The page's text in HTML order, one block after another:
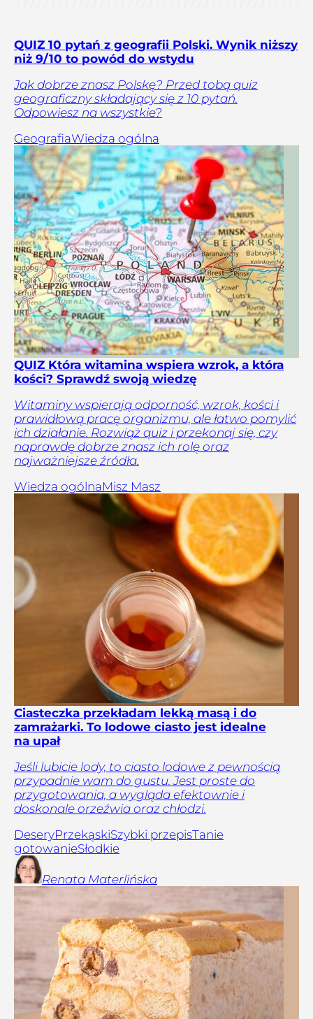
QUIZ 10 pytań z geografii Polski. Wynik niższy
niż 9/10 to powód do wstydu
Jak dobrze znasz Polskę? Przed tobą quiz
geograficzny składający się z 10 pytań.
Odpowiesz na wszystkie?
GeografiaWiedza ogólna
QUIZ Która witamina wspiera wzrok, a która
kości? Sprawdź swoją wiedzę
Witaminy wspierają odporność, wzrok, kości i
prawidłową pracę organizmu, ale łatwo pomylić
ich działanie. Rozwiąż quiz i przekonaj się, czy
naprawdę dobrze znasz ich rolę oraz
najważniejsze źródła.
Wiedza ogólnaMisz Masz
Ciasteczka przekładam lekką masą i do
zamrażarki. To lodowe ciasto jest idealne
na upał
Jeśli lubicie lody, to ciasto lodowe z pewnością
przypadnie wam do gustu. Jest proste do
przygotowania, a wygląda efektownie i
doskonale orzeźwia oraz chłodzi.
DeseryPrzekąskiSzybki przepisTanie
gotowanieSłodkie
Renata Materlińska